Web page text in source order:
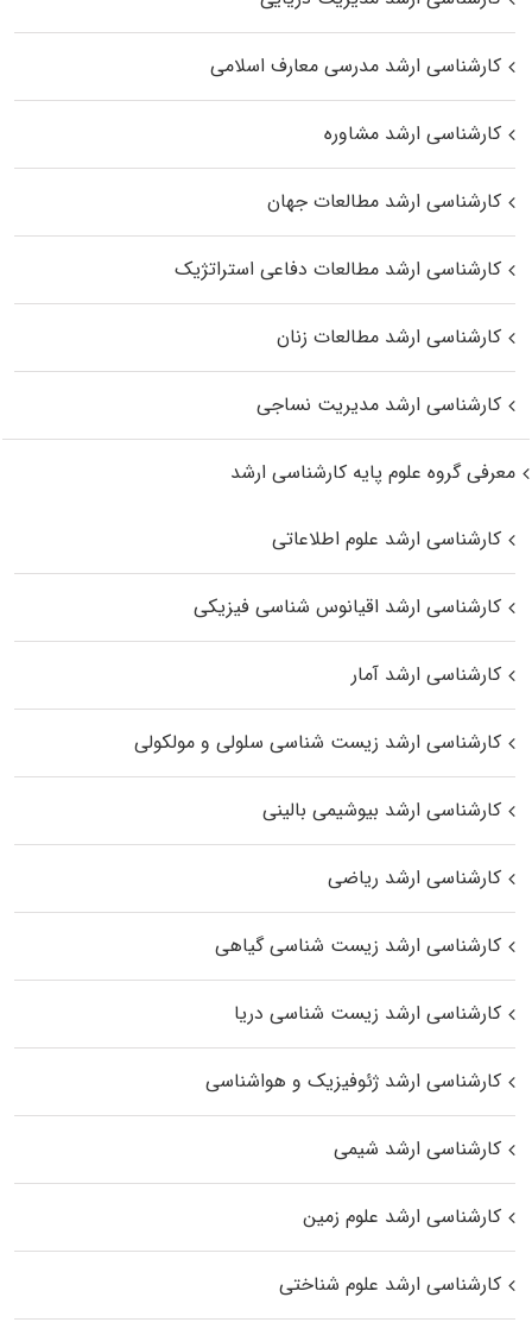
کارشناسی ارشد مدرسی معارف اسلامی
کارشناسی ارشد مشاوره
کارشناسی ارشد مطالعات جهان
کارشناسی ارشد مطالعات دفاعی استراتژیک
کارشناسی ارشد مطالعات زنان
کارشناسی ارشد مدیریت نساجی
معرفی گروه علوم پایه کارشناسی ارشد
کارشناسی ارشد علوم اطلاعاتی
کارشناسی ارشد اقیانوس‌ شناسی فیزیکی
کارشناسی ارشد آمار
کارشناسی ارشد زیست شناسی سلولی و مولکولی
کارشناسی ارشد بیوشیمی بالینی
کارشناسی ارشد ریاضی
کارشناسی ارشد زیست‌ شناسی گیاهی
کارشناسی ارشد زیست‌ شناسی دریا
کارشناسی ارشد ژئوفیزیک و هواشناسی
کارشناسی ارشد شیمی
کارشناسی ارشد علوم زمین
کارشناسی ارشد علوم شناختی